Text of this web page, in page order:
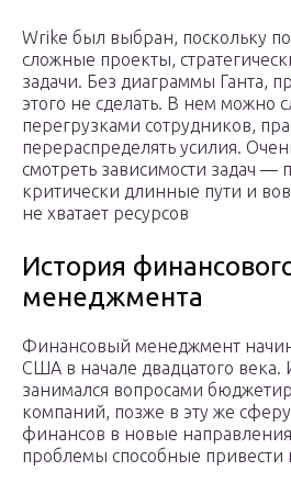
Wrike был выбран, поскольку
сложные проекты,
задачи. Без диаграммы Ганта,
этого не сделать. В нем можно
перегрузками сотрудников,
перераспределять усилия.
смотреть зависимости задач —
критически длинные пути и
не хватает ресурсов
История
менеджмента
Финансовый менеджмент
США в начале двадцатого века.
занимался вопросами
компаний, позже в эту же
финансов в новые
проблемы способные привести